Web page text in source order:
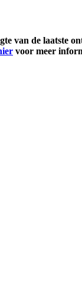
van de laatste
voor meer